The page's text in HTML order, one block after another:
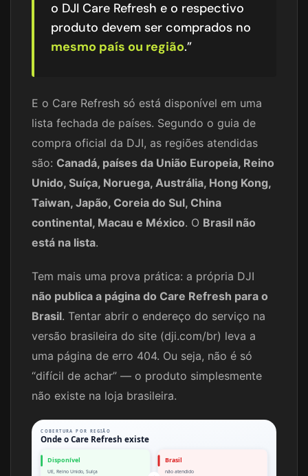
o DJI Care Refresh e o respectivo
produto devem ser comprados no
mesmo país ou região.”
E o Care Refresh só está disponível em uma
lista fechada de países. Segundo o guia de
compra oficial da DJI, as regiões atendidas
são: Canadá, países da União Europeia, Reino
Unido, Suíça, Noruega, Austrália, Hong Kong,
Taiwan, Japão, Coreia do Sul, China
continental, Macau e México. O Brasil não
está na lista.
Tem mais uma prova prática: a própria DJI
não publica a página do Care Refresh para o
Brasil. Tentar abrir o endereço do serviço na
versão brasileira do site (dji.com/br) leva a
uma página de erro 404. Ou seja, não é só
“difícil de achar” — o produto simplesmente
não existe na loja brasileira.
COBERTURA POR REGIÃO
Onde o Care Refresh existe
Disponível
UE, Reino Unido, Suíça
Brasil
não atendido